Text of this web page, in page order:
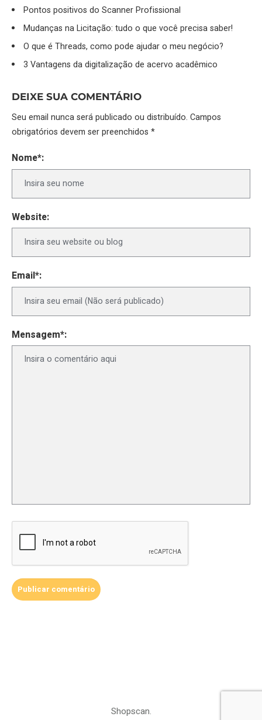
Pontos positivos do Scanner Profissional
Mudanças na Licitação: tudo o que você precisa saber!
O que é Threads, como pode ajudar o meu negócio?
3 Vantagens da digitalização de acervo acadêmico
DEIXE SUA COMENTÁRIO
Seu email nunca será publicado ou distribuído. Campos
obrigatórios devem ser preenchidos *
Nome*:
Website:
Email*:
Mensagem*:
Shopscan.